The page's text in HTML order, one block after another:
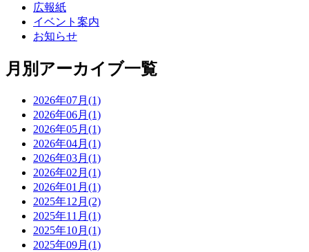
広報紙
イベント案内
お知らせ
月別アーカイブ一覧
2026年07月(1)
2026年06月(1)
2026年05月(1)
2026年04月(1)
2026年03月(1)
2026年02月(1)
2026年01月(1)
2025年12月(2)
2025年11月(1)
2025年10月(1)
2025年09月(1)